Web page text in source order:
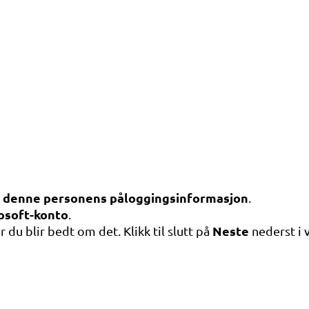
denne personens påloggingsinformasjon
konto
du blir bedt om det. Klikk til slutt på Neste nederst i